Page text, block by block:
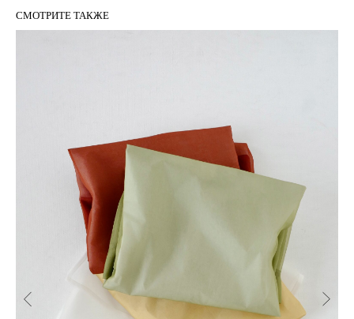
СМОТРИТЕ ТАКЖЕ